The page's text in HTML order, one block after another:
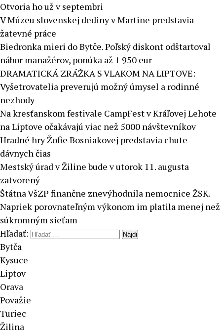
Otvoria ho už v septembri
V Múzeu slovenskej dediny v Martine predstavia
žatevné práce
Biedronka mieri do Bytče. Poľský diskont odštartoval
nábor manažérov, ponúka až 1 950 eur
DRAMATICKÁ ZRÁŽKA S VLAKOM NA LIPTOVE:
Vyšetrovatelia preverujú možný úmysel a rodinné
nezhody
Na kresťanskom festivale CampFest v Kráľovej Lehote
na Liptove očakávajú viac než 5000 návštevníkov
Hradné hry Žofie Bosniakovej predstavia chute
dávnych čias
Mestský úrad v Žiline bude v utorok 11. augusta
zatvorený
Štátna VšZP finančne znevýhodnila nemocnice ŽSK.
Napriek porovnateľným výkonom im platila menej než
súkromným sieťam
Hľadať:
Bytča
Kysuce
Liptov
Orava
Považie
Turiec
Žilina